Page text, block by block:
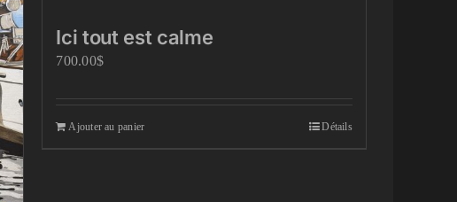
Ici tout est calme
700.00$
Ajouter au panier Détails